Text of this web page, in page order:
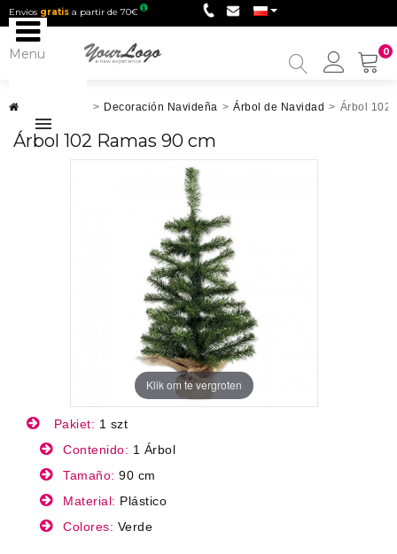
Envios gratis a partir de 70€
0
My
Menu
> Decoración Navideña > Árbol de Navidad > Árbol 102
Árbol 102 Ramas 90 cm
Klik om te vergroten
Pakiet: 1 szt
Contenido: 1 Árbol
Tamaño: 90 cm
Material: Plástico
Colores: Verde